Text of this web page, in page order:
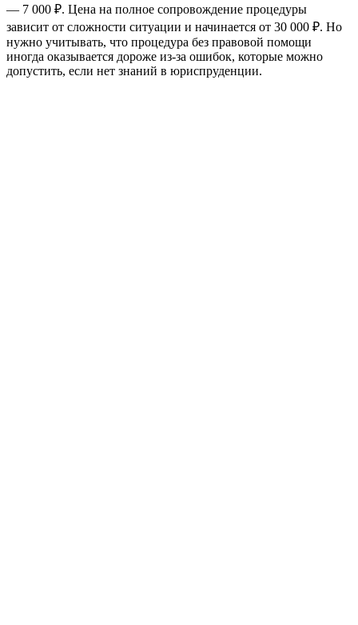
— 7 000 ₽. Цена на полное сопровождение процедуры
зависит от сложности ситуации и начинается от 30 000 ₽. Но
нужно учитывать, что процедура без правовой помощи
иногда оказывается дороже из-за ошибок, которые можно
допустить, если нет знаний в юриспруденции.